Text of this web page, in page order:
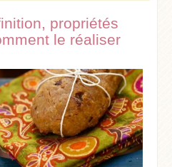
propriétés
le réaliser